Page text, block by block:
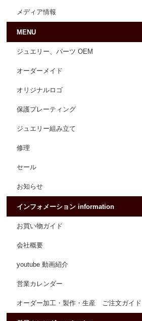
メディア情報
MENU
ジュエリー、パーツ OEM
オーダーメイド
オリジナルロゴ
保護プレーティング
ジュエリー組み立て
修理
セール
お知らせ
インフォメーション information
お買い物ガイド
会社概要
youtube 動画紹介
営業カレンダー
オーダー加工・製作・生産 ご注文ガイド